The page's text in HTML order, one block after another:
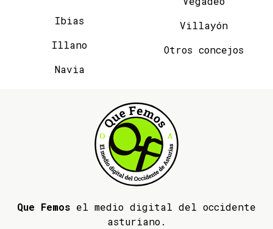
Ibias
Illano
Navia
Villayón
Otros concejos
Que Femos el medio digital del occidente
asturiano.